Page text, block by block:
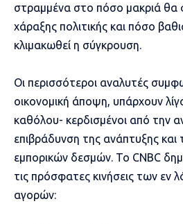
στραμμένα στο πόσο μακριά θα
χάραξης πολιτικής και πόσο
κλιμακωθεί η σύγκρουση.
Οι περισσότεροι αναλυτές
οικονομική άποψη, υπάρχουν
καθόλου- κερδισμένοι από την
επιβράδυνση της ανάπτυξης και
εμπορικών δεσμών. Το CNBC
τις πρόσφατες κινήσεις των εν
αγορών: